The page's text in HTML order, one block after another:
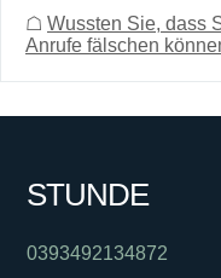
☖ Wussten Sie, dass
Anrufe fälschen
STUNDE
0393492134872